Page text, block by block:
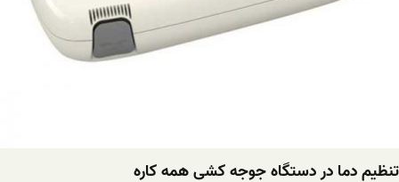
تنظیم دما در دستگاه جوجه کشی همه کاره